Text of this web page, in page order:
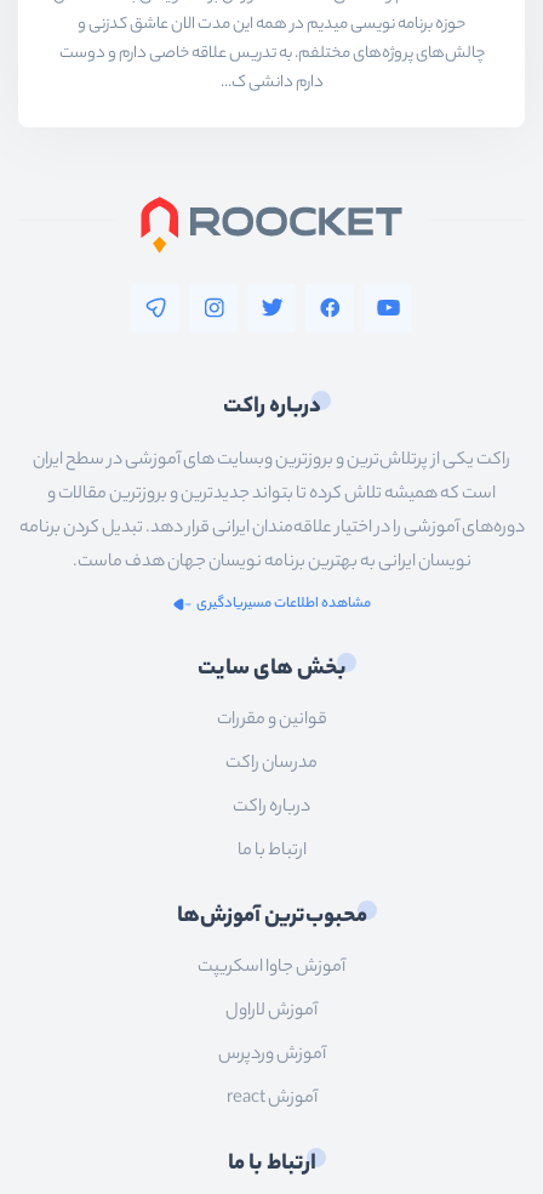
حوزه برنامه نویسی میدیم در همه این مدت الان عاشق کدزنی و
چالش‌های پروژه‌های مختلفم. به تدریس علاقه خاصی دارم و دوست
دارم دانشی ک...
درباره راکت
راکت یکی از پرتلاش‌ترین و بروزترین وبسایت های آموزشی در سطح ایران
است که همیشه تلاش کرده تا بتواند جدیدترین و بروزترین مقالات و
دوره‌های آموزشی را در اختیار علاقه‌مندان ایرانی قرار دهد. تبدیل کردن برنامه
نویسان ایرانی به بهترین برنامه نویسان جهان هدف ماست.
مشاهده اطلاعات مسیریادگیری
بخش های سایت
قوانین و مقررات
مدرسان راکت
درباره راکت
ارتباط با ما
محبوب‌ترین آموزش‌ها
آموزش جاوا اسکریپت
آموزش لاراول
آموزش وردپرس
آموزش react
ارتباط با ما